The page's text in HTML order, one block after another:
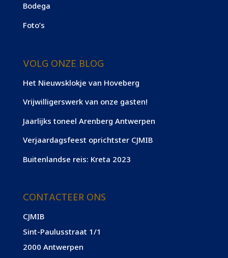
Bodega
Foto’s
VOLG ONZE BLOG
Het Nieuwsklokje van Hoveberg
Vrijwilligerswerk van onze gasten!
Jaarlijks toneel Arenberg Antwerpen
Verjaardagsfeest oprichtster CJMIB
Buitenlandse reis: Kreta 2023
CONTACTEER ONS
CJMIB
Sint-Paulusstraat 1/1
2000 Antwerpen